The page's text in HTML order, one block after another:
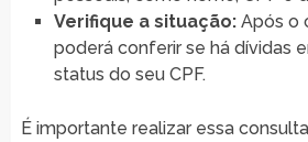
Verifique a situação:Após o
poderá conferir se há dívidas
status do seu CPF.
É importante realizar essa